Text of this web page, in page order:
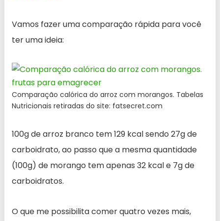
Vamos fazer uma comparação rápida para você
ter uma ideia:
Comparação calórica do arroz com morangos. Tabelas
Nutricionais retiradas do site: fatsecret.com
100g de arroz branco tem 129 kcal sendo 27g de
carboidrato, ao passo que a mesma quantidade
(100g) de morango tem apenas 32 kcal e 7g de
carboidratos.
O que me possibilita comer quatro vezes mais,